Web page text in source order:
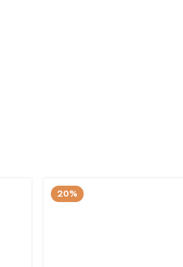
20%